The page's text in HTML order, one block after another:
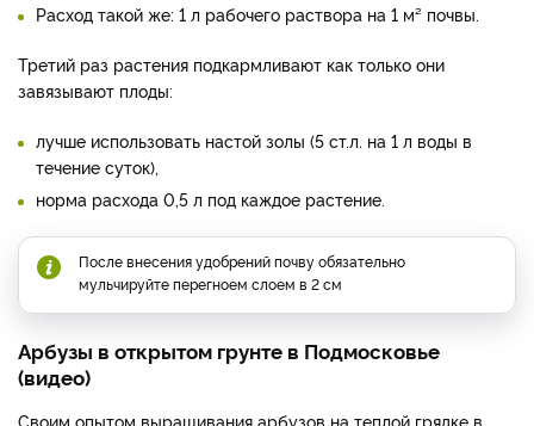
Расход такой же: 1 л рабочего раствора на 1 м² почвы.
Третий раз растения подкармливают как только они
завязывают плоды:
лучше использовать настой золы (5 ст.л. на 1 л воды в
течение суток),
норма расхода 0,5 л под каждое растение.
После внесения удобрений почву обязательно
мульчируйте перегноем слоем в 2 см
Арбузы в открытом грунте в Подмосковье
(видео)
Своим опытом выращивания арбузов на теплой грядке в